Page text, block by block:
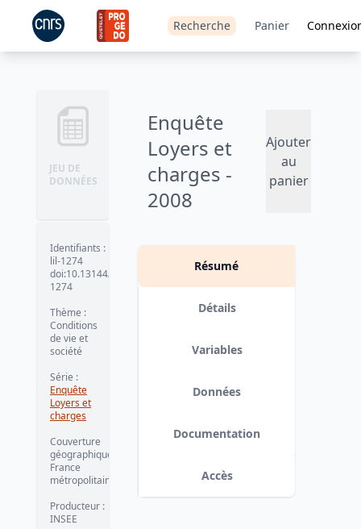
Recherche Panier
JEU DE
DONNÉES
Enquête
Loyers et
charges -
2008
Ajouter
au
panier
Identifiants :
lil-1274
doi:10.13144/lil-
1274
Thème :
Conditions
de vie et
société
Série :
Enquête
Loyers et
charges
Couverture
géographique
France
métropolitaine
Producteur :
INSEE
Résumé
Détails
Variables
Données
Documentation
Accès